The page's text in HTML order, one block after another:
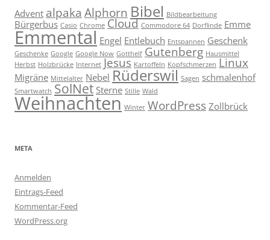
Advent alpaka Alphorn Bibel Bildbearbeitung
Bürgerbus Casio Chrome Cloud Commodore 64 Dorflinde Emme
Emmental Engel Entlebuch Entspannen Geschenk
Geschenke Google Google Now Gotthelf Gutenberg Hausmittel
Herbst Holzbrücke Internet Jesus Kartoffeln Kopfschmerzen Linux
Migräne Mittelalter Nebel Rüderswil Sagen schmalenhof
Smartwatch SolNet Sterne Stille Wald
Weihnachten Winter WordPress Zollbrück
META
Anmelden
Eintrags-Feed
Kommentar-Feed
WordPress.org